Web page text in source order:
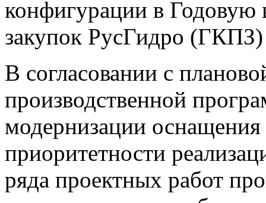
конфигурации в Годовую
закупок РусГидро (ГКПЗ)
В согласовании с
производственной
модернизации
приоритетности
ряда проектных работ